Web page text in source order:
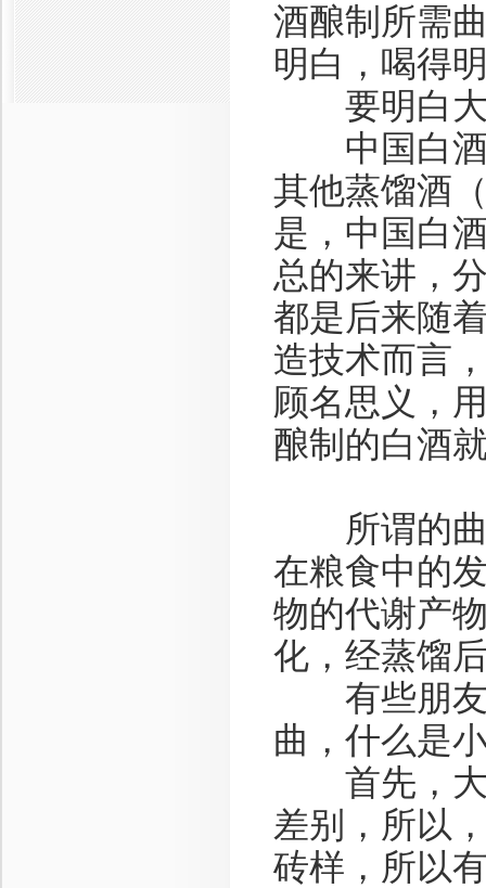
酒酿制所需
明白，喝得
要明白大
中国白酒
其他蒸馏酒
是，中国白
总的来讲，
都是后来随
造技术而言
顾名思义，
酿制的白酒
所谓的曲
在粮食中的
物的代谢产
化，经蒸馏
有些朋友
曲，什么是
首先，大
差别，所以
砖样，所以